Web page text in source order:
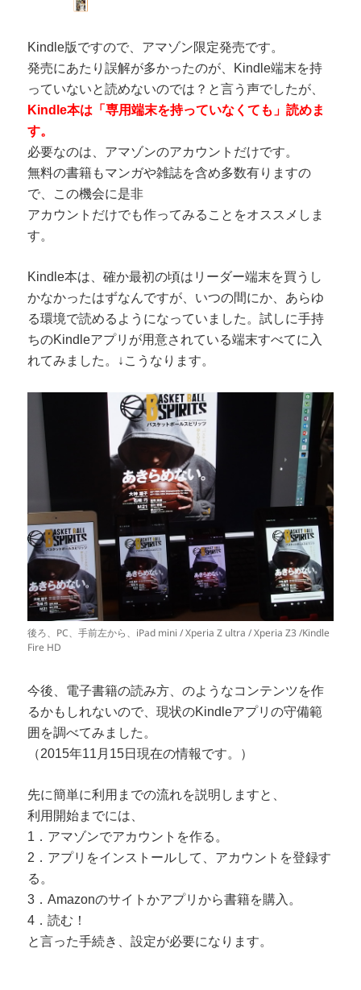
Kindle版ですので、アマゾン限定発売です。
発売にあたり誤解が多かったのが、Kindle端末を持
っていないと読めないのでは？と言う声でしたが、
Kindle本は「専用端末を持っていなくても」読めま
す。
必要なのは、アマゾンのアカウントだけです。
無料の書籍もマンガや雑誌を含め多数有りますの
で、この機会に是非
アカウントだけでも作ってみることをオススメしま
す。
Kindle本は、確か最初の頃はリーダー端末を買うし
かなかったはずなんですが、いつの間にか、あらゆ
る環境で読めるようになっていました。試しに手持
ちのKindleアプリが用意されている端末すべてに入
れてみました。↓こうなります。
後ろ、PC、手前左から、iPad mini / Xperia Z ultra / Xperia Z3 /Kindle
Fire HD
今後、電子書籍の読み方、のようなコンテンツを作
るかもしれないので、現状のKindleアプリの守備範
囲を調べてみました。
（2015年11月15日現在の情報です。）
先に簡単に利用までの流れを説明しますと、
利用開始までには、
1．アマゾンでアカウントを作る。
2．アプリをインストールして、アカウントを登録す
る。
3．Amazonのサイトかアプリから書籍を購入。
4．読む！
と言った手続き、設定が必要になります。